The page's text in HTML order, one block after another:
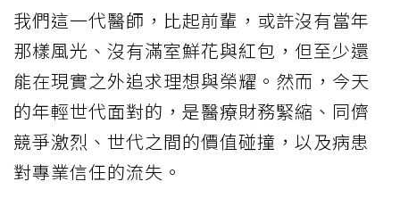
我們這一代醫師，比起前輩，或許沒有當年
那樣風光、沒有滿室鮮花與紅包，但至少還
能在現實之外追求理想與榮耀。然而，今天
的年輕世代面對的，是醫療財務緊縮、同儕
競爭激烈、世代之間的價值碰撞，以及病患
對專業信任的流失。